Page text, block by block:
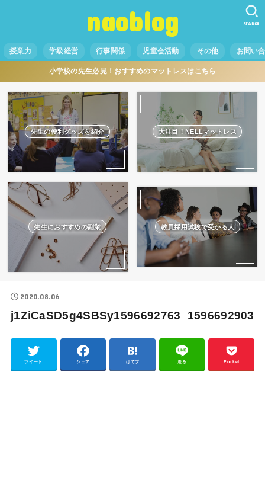
naoblog
授業力 学級経営 行事関係 児童会活動 その他 お問い
SEARCH
小学校の先生必見！おすすめのマットレスはこちら
先生の便利グッズを紹介 大注目！NELLマットレス
先生におすすめの副業 教員採用試験で受かる人
2020.08.06
j1ZiCaSD5g4SBSy1596692763_1596692903
ツイート シェア はてブ 送る Pocket